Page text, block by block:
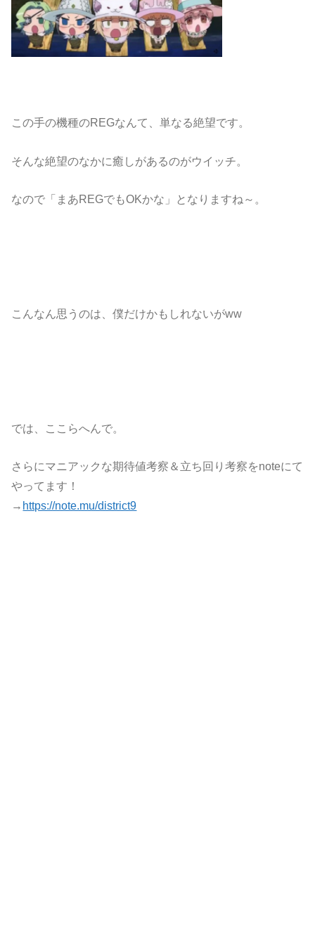
この手の機種のREGなんて、単なる絶望です。
そんな絶望のなかに癒しがあるのがウイッチ。
なので「まあREGでもOKかな」となりますね～。
こんなん思うのは、僕だけかもしれないがww
では、ここらへんで。
さらにマニアックな期待値考察＆立ち回り考察をnoteにて
やってます！
→ https://note.mu/district9